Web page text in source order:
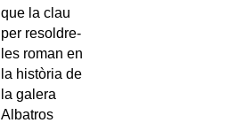
que la clau
per resoldre-
les roman en
la història de
la galera
Albatros